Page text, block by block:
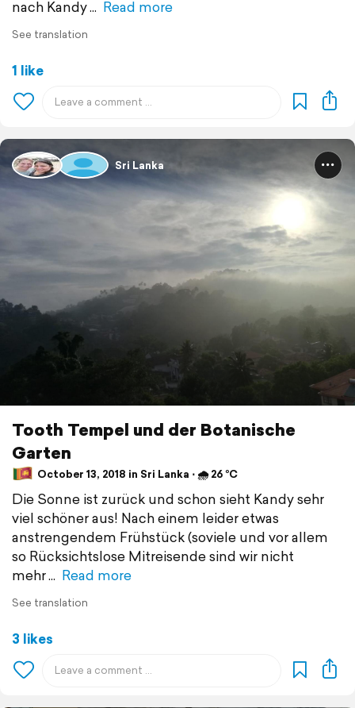
nach Kandy Read more
See translation
1 like
Sri Lanka
Tooth Tempel und der Botanische
Garten
October 13, 2018 in Sri Lanka ⋅ 🌧 26 °C
Die Sonne ist zurück und schon sieht Kandy sehr
viel schöner aus! Nach einem leider etwas
anstrengendem Frühstück (soviele und vor allem
so Rücksichtslose Mitreisende sind wir nicht
mehr
Read more
See translation
3 likes